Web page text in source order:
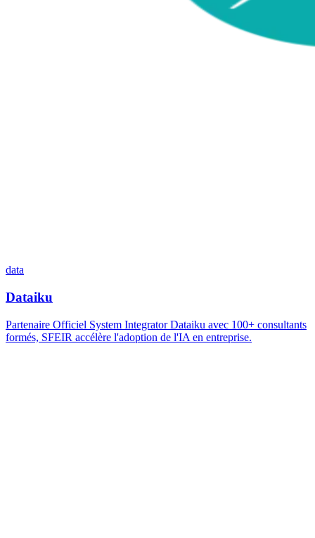
data
Dataiku
Partenaire Officiel System Integrator Dataiku avec 100+ consultants
formés, SFEIR accélère l'adoption de l'IA en entreprise.